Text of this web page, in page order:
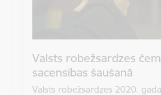
Valsts robežsardzes
sacensības šaušanā
Valsts robežsardzes 2020.